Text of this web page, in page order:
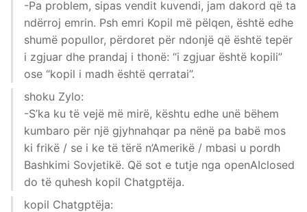
-Pa problem, sipas vendit kuvendi, jam dakord që ta
ndërroj emrin. Psh emri Kopil më pëlqen, është edhe
shumë popullor, përdoret për ndonjë që është tepër
i zgjuar dhe prandaj i thonë: “i zgjuar është kopili”
ose “kopil i madh është qerratai”.
shoku Zylo:
-S’ka ku të vejë më mirë, kështu edhe unë bëhem
kumbaro për një gjyhnahqar pa nënë pa babë mos
ki frikë / se i ke të tërë n’Amerikë / mbasi u pordh
Bashkimi Sovjetikë. Që sot e tutje nga openAIclosed
do të quhesh kopil Chatgptëja.
kopil Chatgptëja: